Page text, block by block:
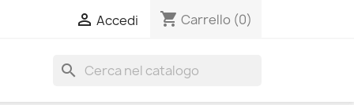
 Accedi shopping_cart Carrello (0)
search